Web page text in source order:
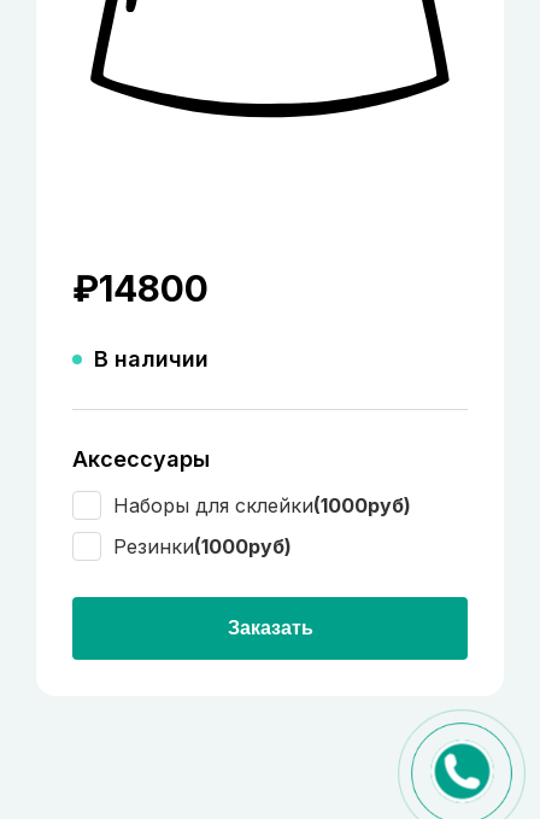
₽14800
В наличии
Аксессуары
Наборы для склейки(1000руб)
Резинки(1000руб)
Заказать